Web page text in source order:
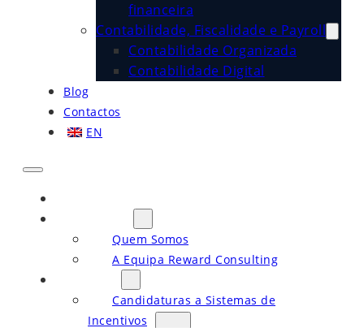
financeira
Contabilidade, Fiscalidade e Payroll
Contabilidade Organizada
Contabilidade Digital
Blog
Contactos
EN
Quem Somos
A Equipa Reward Consulting
Candidaturas a Sistemas de
Incentivos